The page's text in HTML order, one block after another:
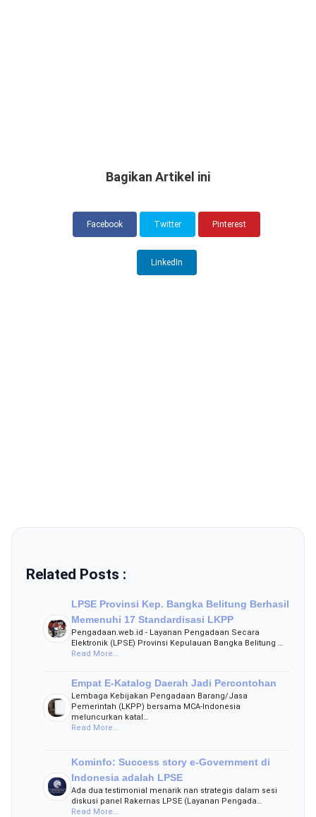
Bagikan Artikel ini
Facebook Twitter Pinterest
LinkedIn
Related Posts :
LPSE Provinsi Kep. Bangka Belitung Berhasil
Memenuhi 17 Standardisasi LKPP
Pengadaan.web.id - Layanan Pengadaan Secara
Elektronik (LPSE) Provinsi Kepulauan Bangka Belitung …
Read More...
Empat E-Katalog Daerah Jadi Percontohan
Lembaga Kebijakan Pengadaan Barang/Jasa
Pemerintah (LKPP) bersama MCA-Indonesia
meluncurkan katal…
Read More...
Kominfo: Success story e-Government di
Indonesia adalah LPSE
Ada dua testimonial menarik nan strategis dalam sesi
diskusi panel Rakernas LPSE (Layanan Pengada…
Read More...